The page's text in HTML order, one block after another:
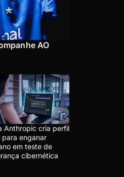
AO
Anthropic cria perfil
para enganar
em teste de
cibernética